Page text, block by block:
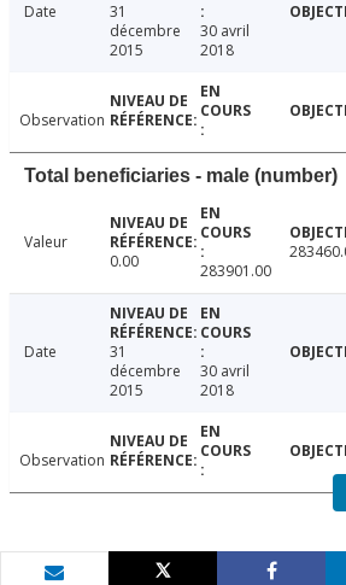
Date
31
décembre
2015
30 avril
2018
Observation
Total beneficiaries - male (number)
Valeur
0.00
283901.00
Date
31
décembre
2015
30 avril
2018
Observation